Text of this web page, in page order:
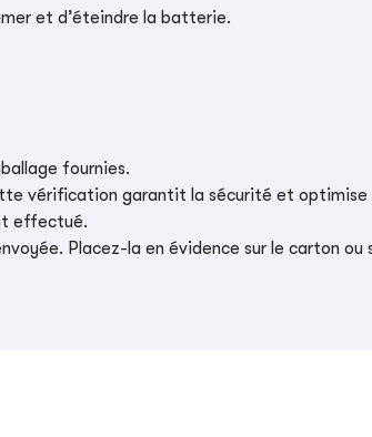
et d’éteindre la batterie.
fournies.
vérification garantit la sécurité et optimise
effectué.
Placez-la en évidence sur le carton ou